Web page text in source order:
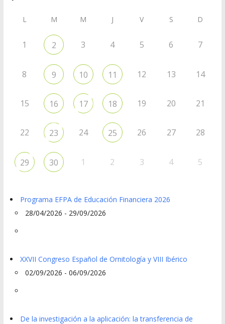
L M M J V S D
1 2 3 4 5 6 7
8 9 10 11 12 13 14
15 16 17 18 19 20 21
22 23 24 25 26 27 28
29 30 1 2 3 4 5
Programa EFPA de Educación Financiera 2026
28/04/2026 - 29/09/2026
XXVII Congreso Español de Ornitología y VIII Ibérico
02/09/2026 - 06/09/2026
De la investigación a la aplicación: la transferencia de